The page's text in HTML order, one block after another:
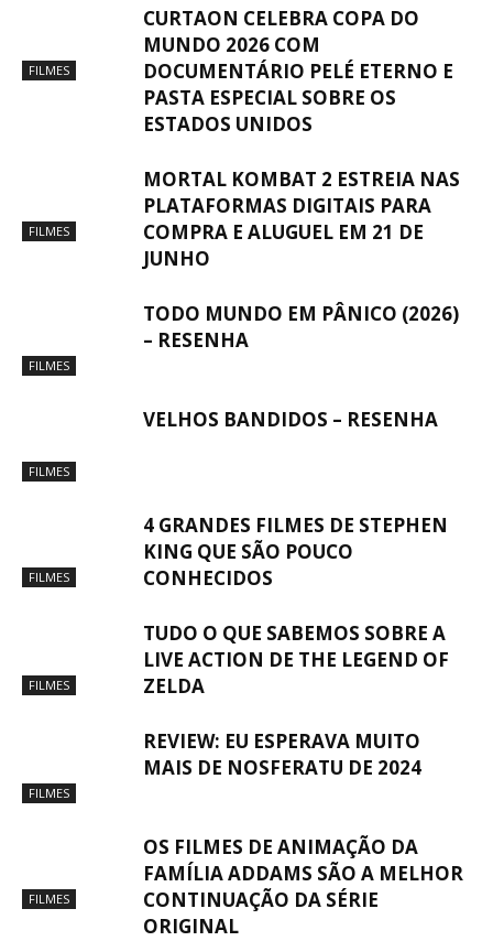
FILMES
CURTAON CELEBRA COPA DO
MUNDO 2026 COM
DOCUMENTÁRIO PELÉ ETERNO E
PASTA ESPECIAL SOBRE OS
ESTADOS UNIDOS
FILMES
MORTAL KOMBAT 2 ESTREIA NAS
PLATAFORMAS DIGITAIS PARA
COMPRA E ALUGUEL EM 21 DE
JUNHO
FILMES
TODO MUNDO EM PÂNICO (2026)
– RESENHA
FILMES
VELHOS BANDIDOS – RESENHA
FILMES
4 GRANDES FILMES DE STEPHEN
KING QUE SÃO POUCO
CONHECIDOS
FILMES
TUDO O QUE SABEMOS SOBRE A
LIVE ACTION DE THE LEGEND OF
ZELDA
FILMES
REVIEW: EU ESPERAVA MUITO
MAIS DE NOSFERATU DE 2024
FILMES
OS FILMES DE ANIMAÇÃO DA
FAMÍLIA ADDAMS SÃO A MELHOR
CONTINUAÇÃO DA SÉRIE
ORIGINAL